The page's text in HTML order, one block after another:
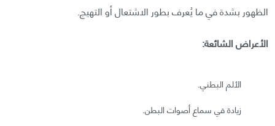
الظهور بشدة في ما يُعرف بطور الاشتعال أو التهيج.
الأعراض الشائعة:
الألم البطني.
زيادة في سماع أصوات البطن.